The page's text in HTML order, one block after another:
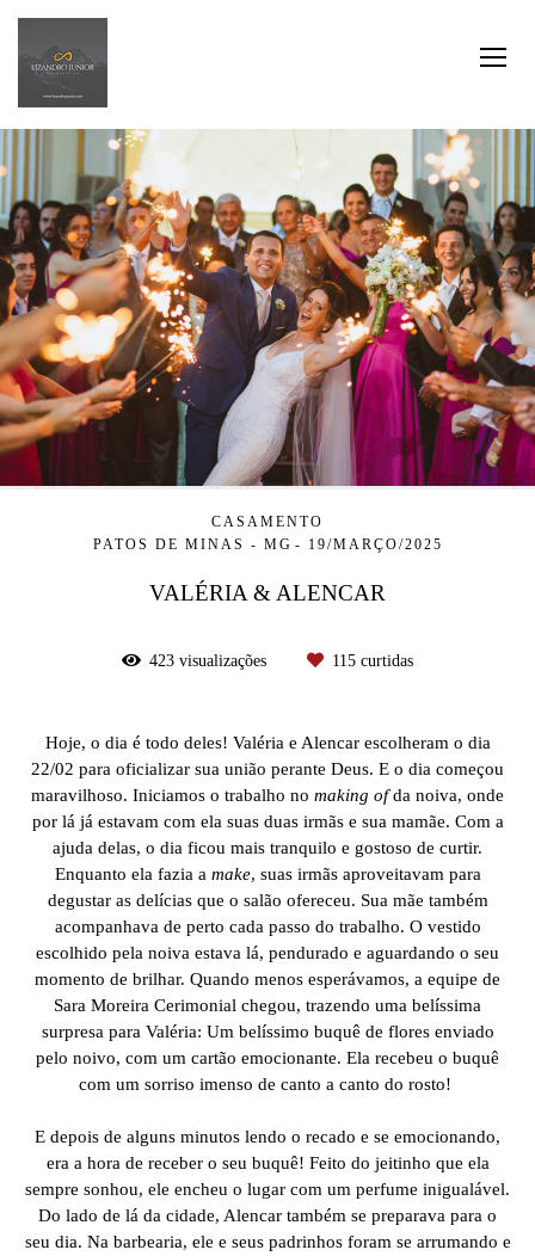
CASAMENTO
PATOS DE MINAS - MG
19/MARÇO/2025
VALÉRIA & ALENCAR
423 visualizações 115 curtidas
Hoje, o dia é todo deles! Valéria e Alencar escolheram o dia
22/02 para oficializar sua união perante Deus. E o dia começou
maravilhoso. Iniciamos o trabalho no making ofda noiva, onde
por lá já estavam com ela suas duas irmãs e sua mamãe. Com a
ajuda delas, o dia ficou mais tranquilo e gostoso de curtir.
Enquanto ela fazia a make, suas irmãs aproveitavam para
degustar as delícias que o salão ofereceu. Sua mãe também
acompanhava de perto cada passo do trabalho. O vestido
escolhido pela noiva estava lá, pendurado e aguardando o seu
momento de brilhar. Quando menos esperávamos, a equipe de
Sara Moreira Cerimonial chegou, trazendo uma belíssima
surpresa para Valéria: Um belíssimo buquê de flores enviado
pelo noivo, com um cartão emocionante. Ela recebeu o buquê
com um sorriso imenso de canto a canto do rosto!
E depois de alguns minutos lendo o recado e se emocionando,
era a hora de receber o seu buquê! Feito do jeitinho que ela
sempre sonhou, ele encheu o lugar com um perfume inigualável.
Do lado de lá da cidade, Alencar também se preparava para o
seu dia. Na barbearia, ele e seus padrinhos foram se arrumando e